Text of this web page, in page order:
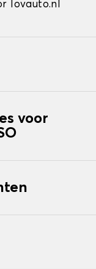
lovauto.nl
voor